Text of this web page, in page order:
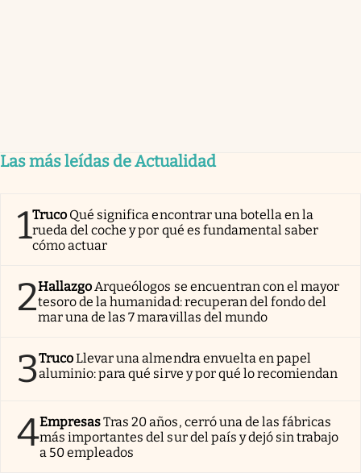
Las más leídas de Actualidad
1Truco Qué significa encontrar una botella en la
rueda del coche y por qué es fundamental saber
cómo actuar
2Hallazgo Arqueólogos se encuentran con el mayor
tesoro de la humanidad: recuperan del fondo del
mar una de las 7 maravillas del mundo
3TrucoLlevar una almendra envuelta en papel
aluminio: para qué sirve y por qué lo recomiendan
4EmpresasTras 20 años, cerró una de las fábricas
más importantes del sur del país y dejó sin trabajo
a 50 empleados